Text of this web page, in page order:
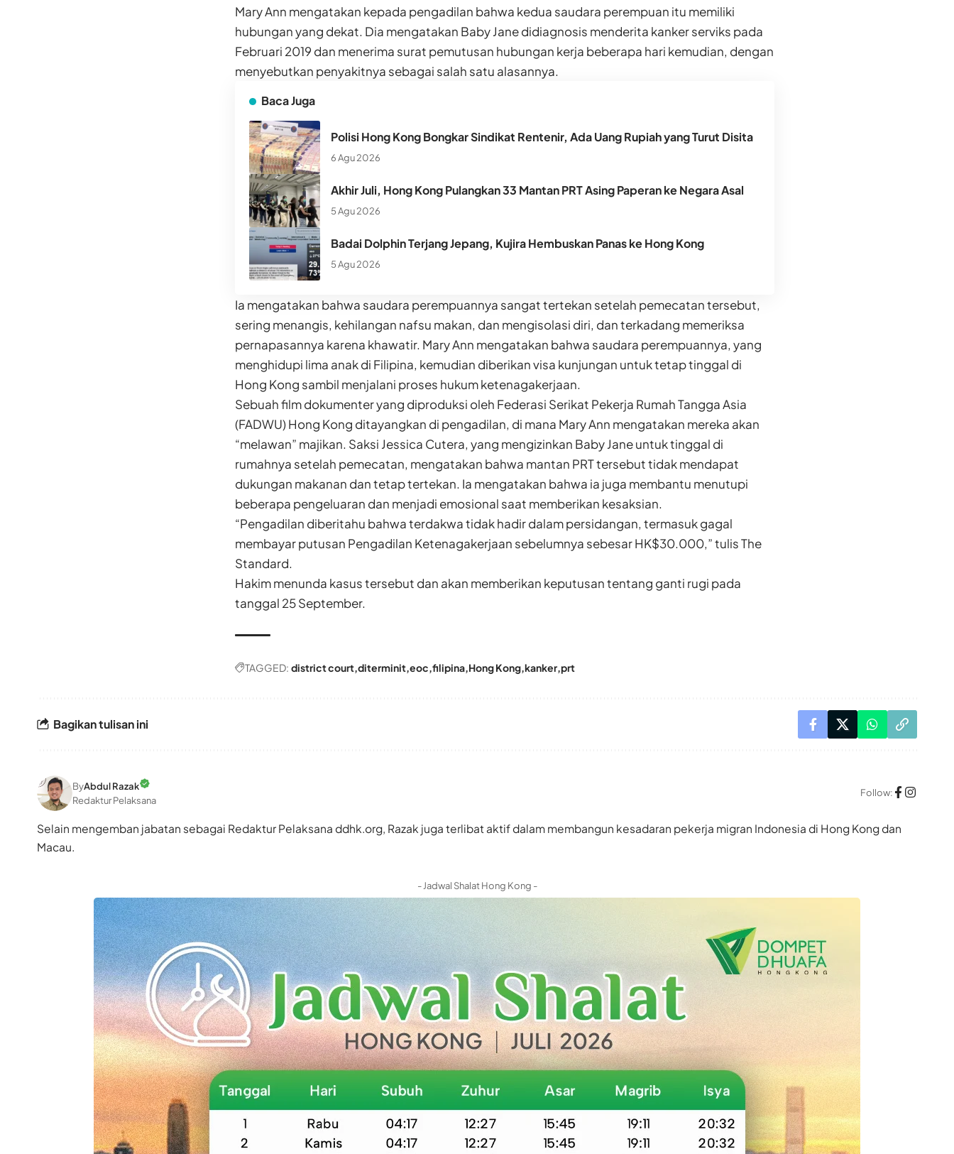
Mary Ann mengatakan kepada pengadilan bahwa kedua saudara perempuan itu memiliki
hubungan yang dekat. Dia mengatakan Baby Jane didiagnosis menderita kanker serviks pada
Februari 2019 dan menerima surat pemutusan hubungan kerja beberapa hari kemudian, dengan
menyebutkan penyakitnya sebagai salah satu alasannya.
Baca Juga
Polisi Hong Kong Bongkar Sindikat Rentenir, Ada Uang Rupiah yang Turut Disita
6 Agu 2026
Akhir Juli, Hong Kong Pulangkan 33 Mantan PRT Asing Paperan ke Negara Asal
5 Agu 2026
Badai Dolphin Terjang Jepang, Kujira Hembuskan Panas ke Hong Kong
5 Agu 2026
Ia mengatakan bahwa saudara perempuannya sangat tertekan setelah pemecatan tersebut,
sering menangis, kehilangan nafsu makan, dan mengisolasi diri, dan terkadang memeriksa
pernapasannya karena khawatir. Mary Ann mengatakan bahwa saudara perempuannya, yang
menghidupi lima anak di Filipina, kemudian diberikan visa kunjungan untuk tetap tinggal di
Hong Kong sambil menjalani proses hukum ketenagakerjaan.
Sebuah film dokumenter yang diproduksi oleh Federasi Serikat Pekerja Rumah Tangga Asia
(FADWU) Hong Kong ditayangkan di pengadilan, di mana Mary Ann mengatakan mereka akan
“melawan” majikan. Saksi Jessica Cutera, yang mengizinkan Baby Jane untuk tinggal di
rumahnya setelah pemecatan, mengatakan bahwa mantan PRT tersebut tidak mendapat
dukungan makanan dan tetap tertekan. Ia mengatakan bahwa ia juga membantu menutupi
beberapa pengeluaran dan menjadi emosional saat memberikan kesaksian.
“Pengadilan diberitahu bahwa terdakwa tidak hadir dalam persidangan, termasuk gagal
membayar putusan Pengadilan Ketenagakerjaan sebelumnya sebesar HK$30.000,” tulis The
Standard.
Hakim menunda kasus tersebut dan akan memberikan keputusan tentang ganti rugi pada
tanggal 25 September.
TAGGED: district court diterminit eoc filipina Hong Kong kanker prt
Bagikan tulisan ini
ByAbdul Razak
Redaktur Pelaksana
Follow:
Selain mengemban jabatan sebagai Redaktur Pelaksana ddhk.org, Razak juga terlibat aktif dalam membangun kesadaran pekerja migran Indonesia di Hong Kong dan
Macau.
- Jadwal Shalat Hong Kong -